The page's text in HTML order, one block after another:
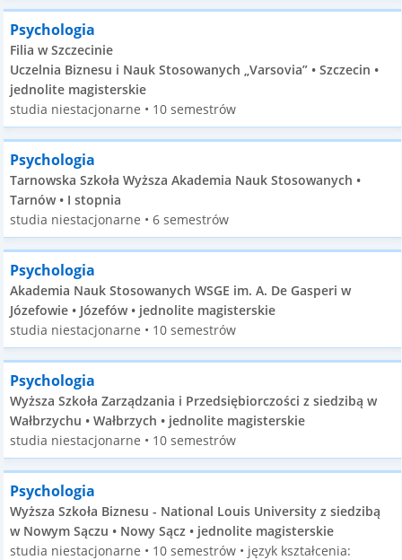
Psychologia
Filia w Szczecinie
Uczelnia Biznesu i Nauk Stosowanych „Varsovia” • Szczecin •
jednolite magisterskie
studia niestacjonarne • 10 semestrów
Psychologia
Tarnowska Szkoła Wyższa Akademia Nauk Stosowanych •
Tarnów • I stopnia
studia niestacjonarne • 6 semestrów
Psychologia
Akademia Nauk Stosowanych WSGE im. A. De Gasperi w
Józefowie • Józefów • jednolite magisterskie
studia niestacjonarne • 10 semestrów
Psychologia
Wyższa Szkoła Zarządzania i Przedsiębiorczości z siedzibą w
Wałbrzychu • Wałbrzych • jednolite magisterskie
studia niestacjonarne • 10 semestrów
Psychologia
Wyższa Szkoła Biznesu - National Louis University z siedzibą
w Nowym Sączu • Nowy Sącz • jednolite magisterskie
studia niestacjonarne • 10 semestrów • język kształcenia: